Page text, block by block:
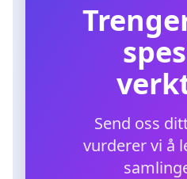
Send oss
vurderer vi å